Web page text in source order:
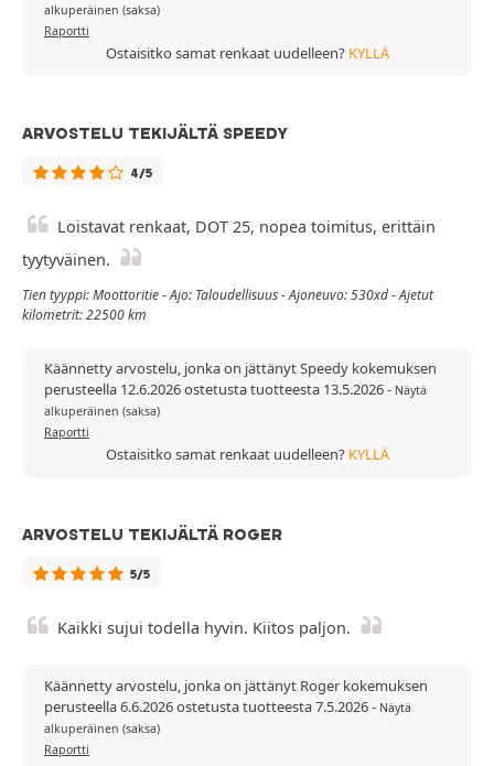
alkuperäinen (saksa)
Raportti
Ostaisitko samat renkaat uudelleen? KYLLÄ
ARVOSTELU TEKIJÄLTÄ SPEEDY
4/5
Loistavat renkaat, DOT 25, nopea toimitus, erittäin
tyytyväinen.
Tien tyyppi: Moottoritie - Ajo: Taloudellisuus - Ajoneuvo: 530xd - Ajetut
kilometrit: 22500 km
Käännetty arvostelu, jonka on jättänyt Speedy kokemuksen
perusteella 12.6.2026 ostetusta tuotteesta 13.5.2026- Näytä
alkuperäinen (saksa)
Raportti
Ostaisitko samat renkaat uudelleen? KYLLÄ
ARVOSTELU TEKIJÄLTÄ ROGER
5/5
Kaikki sujui todella hyvin. Kiitos paljon.
Käännetty arvostelu, jonka on jättänyt Roger kokemuksen
perusteella 6.6.2026 ostetusta tuotteesta 7.5.2026- Näytä
alkuperäinen (saksa)
Raportti